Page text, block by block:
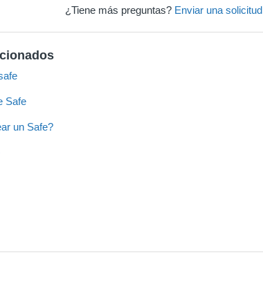
¿Tiene más preguntas? Enviar una solicitud
Safe
un Safe?